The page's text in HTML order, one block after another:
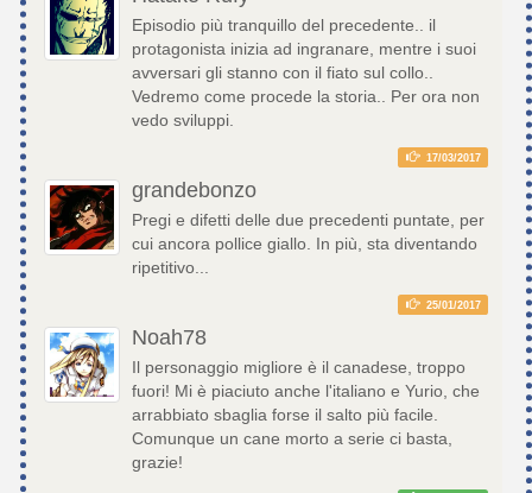
Episodio più tranquillo del precedente.. il
protagonista inizia ad ingranare, mentre i suoi
avversari gli stanno con il fiato sul collo..
Vedremo come procede la storia.. Per ora non
vedo sviluppi.
17/03/2017
grandebonzo
Pregi e difetti delle due precedenti puntate, per
cui ancora pollice giallo. In più, sta diventando
ripetitivo...
25/01/2017
Noah78
Il personaggio migliore è il canadese, troppo
fuori! Mi è piaciuto anche l'italiano e Yurio, che
arrabbiato sbaglia forse il salto più facile.
Comunque un cane morto a serie ci basta,
grazie!